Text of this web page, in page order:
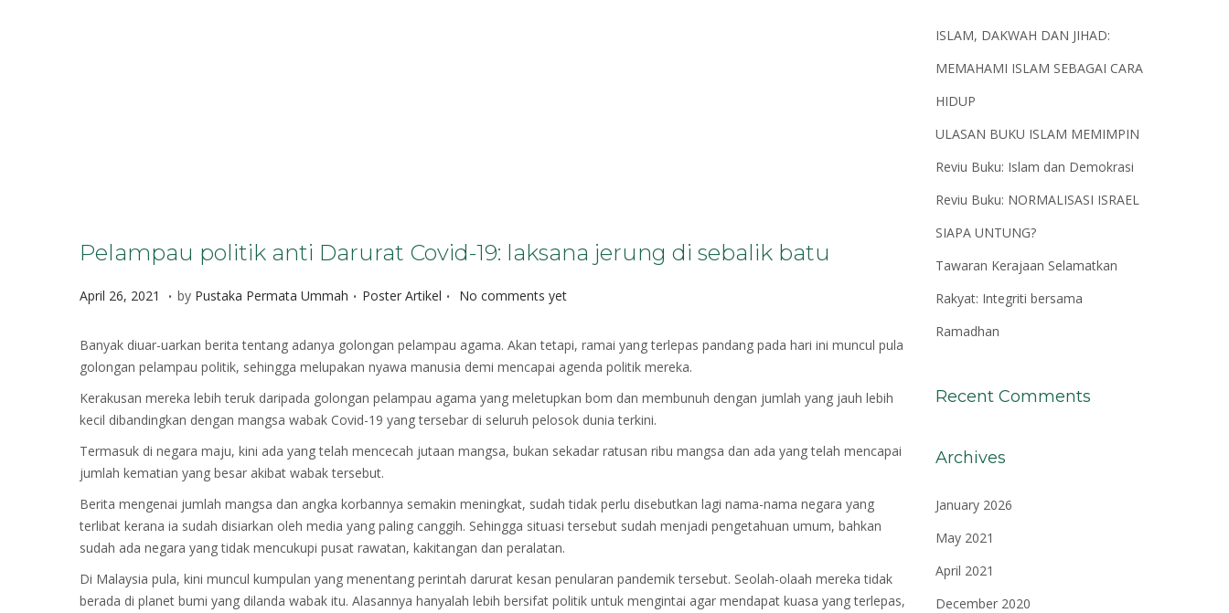
Pelampau politik anti Darurat Covid-19: laksana jerung di sebalik batu
P
s
e
d
o
n
April 26, 2021
A
2
7
,
2
2
1
. by Pustaka Permata Ummah . P
d
i
n
Poster Artikel . No comments yet
Banyak diuar-uarkan berita tentang adanya golongan pelampau agama. Akan tetapi, ramai yang terlepas pandang pada hari ini muncul pula
golongan pelampau politik, sehingga melupakan nyawa manusia demi mencapai agenda politik mereka.
Kerakusan mereka lebih teruk daripada golongan pelampau agama yang meletupkan bom dan membunuh dengan jumlah yang jauh lebih
kecil dibandingkan dengan mangsa wabak Covid-19 yang tersebar di seluruh pelosok dunia terkini.
Termasuk di negara maju, kini ada yang telah mencecah jutaan mangsa, bukan sekadar ratusan ribu mangsa dan ada yang telah mencapai
jumlah kematian yang besar akibat wabak tersebut.
Berita mengenai jumlah mangsa dan angka korbannya semakin meningkat, sudah tidak perlu disebutkan lagi nama-nama negara yang
terlibat kerana ia sudah disiarkan oleh media yang paling canggih. Sehingga situasi tersebut sudah menjadi pengetahuan umum, bahkan
sudah ada negara yang tidak mencukupi pusat rawatan, kakitangan dan peralatan.
Di Malaysia pula, kini muncul kumpulan yang menentang perintah darurat kesan penularan pandemik tersebut. Seolah-olaah mereka tidak
berada di planet bumi yang dilanda wabak itu. Alasannya hanyalah lebih bersifat politik untuk mengintai agar mendapat kuasa yang terlepas,
ISLAM, DAKWAH DAN JIHAD:
MEMAHAMI ISLAM SEBAGAI CARA
HIDUP
ULASAN BUKU ISLAM MEMIMPIN
Reviu Buku: Islam dan Demokrasi
Reviu Buku: NORMALISASI ISRAEL
SIAPA UNTUNG?
Tawaran Kerajaan Selamatkan
Rakyat: Integriti bersama
Ramadhan
Recent Comments
Archives
January 2026
May 2021
April 2021
December 2020